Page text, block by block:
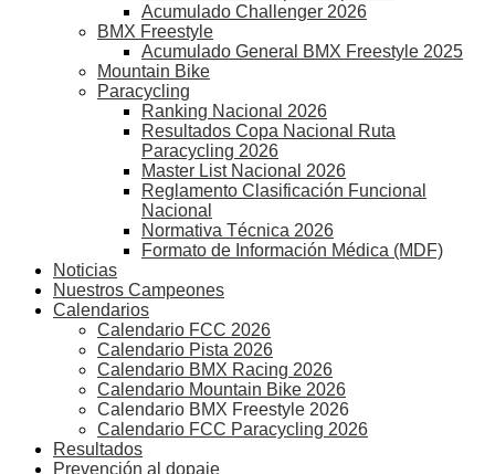
Acumulado Challenger 2026
BMX Freestyle
Acumulado General BMX Freestyle 2025
Mountain Bike
Paracycling
Ranking Nacional 2026
Resultados Copa Nacional Ruta
Paracycling 2026
Master List Nacional 2026
Reglamento Clasificación Funcional
Nacional
Normativa Técnica 2026
Formato de Información Médica (MDF)
Noticias
Nuestros Campeones
Calendarios
Calendario FCC 2026
Calendario Pista 2026
Calendario BMX Racing 2026
Calendario Mountain Bike 2026
Calendario BMX Freestyle 2026
Calendario FCC Paracycling 2026
Resultados
Prevención al dopaje